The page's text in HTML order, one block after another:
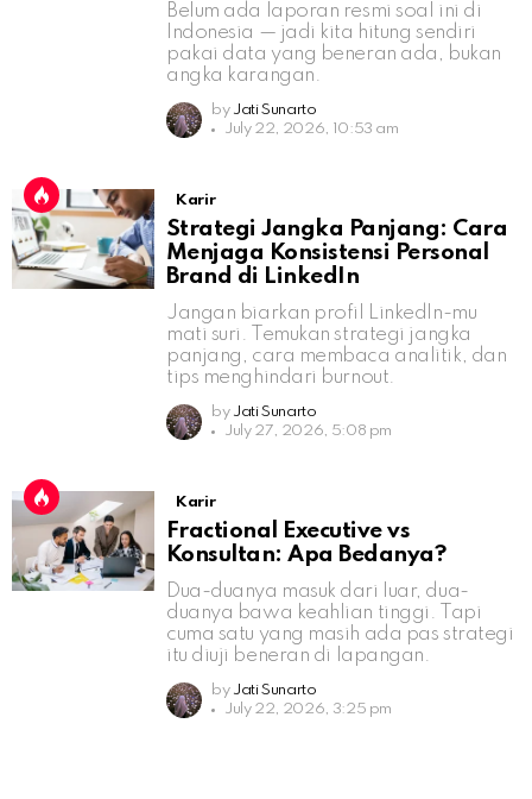
Belum ada laporan resmi soal ini di
Indonesia — jadi kita hitung sendiri
pakai data yang beneran ada, bukan
angka karangan.
by Jati Sunarto
July 22, 2026, 10:53 am
Karir
Strategi Jangka Panjang: Cara
Menjaga Konsistensi Personal
Brand di LinkedIn
Jangan biarkan profil LinkedIn-mu
mati suri. Temukan strategi jangka
panjang, cara membaca analitik, dan
tips menghindari burnout.
by Jati Sunarto
July 27, 2026, 5:08 pm
Karir
Fractional Executive vs
Konsultan: Apa Bedanya?
Dua-duanya masuk dari luar, dua-
duanya bawa keahlian tinggi. Tapi
cuma satu yang masih ada pas strategi
itu diuji beneran di lapangan.
by Jati Sunarto
July 22, 2026, 3:25 pm